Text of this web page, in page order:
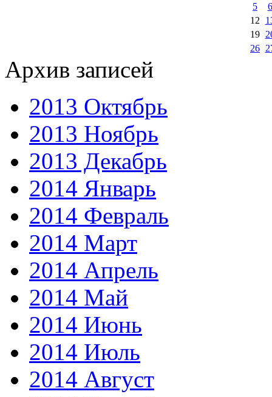
5
6
12
19
26
Архив записей
2013 Октябрь
2013 Ноябрь
2013 Декабрь
2014 Январь
2014 Февраль
2014 Март
2014 Апрель
2014 Май
2014 Июнь
2014 Июль
2014 Август